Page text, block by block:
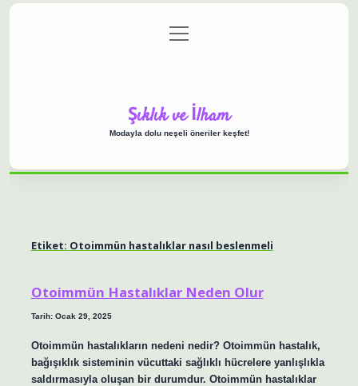
Gizlilik Politikası
menüyü
aç
Şıklık ve İlham
Modayla dolu neşeli öneriler keşfet!
Etiket: Otoimmün hastalıklar nasıl beslenmeli
Otoimmün Hastalıklar Neden Olur
Tarih: Ocak 29, 2025
Otoimmün hastalıkların nedeni nedir? Otoimmün hastalık,
bağışıklık sisteminin vücuttaki sağlıklı hücrelere yanlışlıkla
saldırmasıyla oluşan bir durumdur. Otoimmün hastalıklar